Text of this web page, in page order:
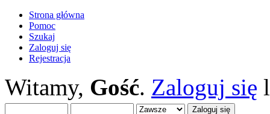
Strona główna
Pomoc
Szukaj
Zaloguj się
Rejestracja
Witamy, Gość. Zaloguj się